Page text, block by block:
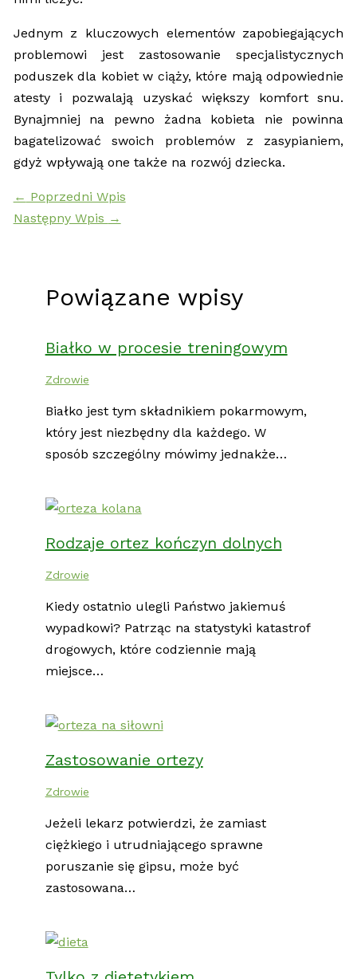
Jednym z kluczowych elementów zapobiegających
problemowi jest zastosowanie specjalistycznych
poduszek dla kobiet w ciąży, które mają odpowiednie
atesty i pozwalają uzyskać większy komfort snu.
Bynajmniej na pewno żadna kobieta nie powinna
bagatelizować swoich problemów z zasypianiem,
gdyż wpływają one także na rozwój dziecka.
← Poprzedni Wpis
Następny Wpis →
Powiązane wpisy
Białko w procesie treningowym
Zdrowie
Białko jest tym składnikiem pokarmowym,
który jest niezbędny dla każdego. W
sposób szczególny mówimy jednakże…
Rodzaje ortez kończyn dolnych
Zdrowie
Kiedy ostatnio ulegli Państwo jakiemuś
wypadkowi? Patrząc na statystyki katastrof
drogowych, które codziennie mają
miejsce…
Zastosowanie ortezy
Zdrowie
Jeżeli lekarz potwierdzi, że zamiast
ciężkiego i utrudniającego sprawne
poruszanie się gipsu, może być
zastosowana…